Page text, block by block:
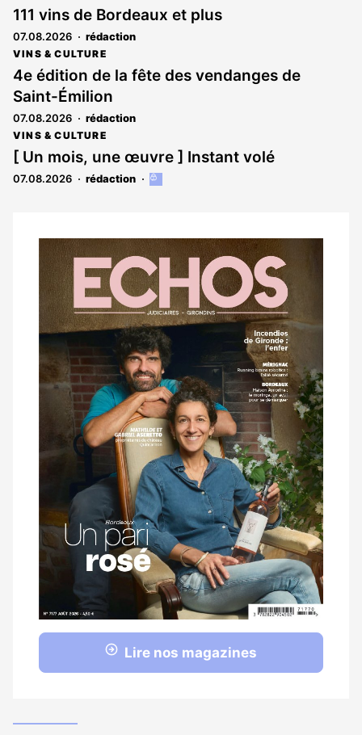
111 vins de Bordeaux et plus
07.08.2026 rédaction
VINS & CULTURE
4e édition de la fête des vendanges de
Saint-Émilion
07.08.2026 rédaction
VINS & CULTURE
[ Un mois, une œuvre ] Instant volé
07.08.2026 rédaction
Cet
aux
abonnés
Notre
dernier
magazine
Lire nos magazines